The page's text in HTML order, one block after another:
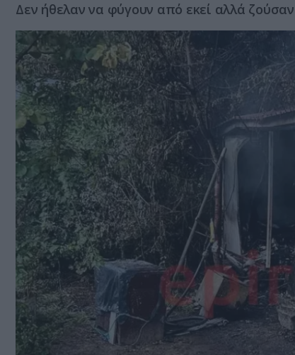
Δεν ήθελαν να φύγουν από εκεί αλλά